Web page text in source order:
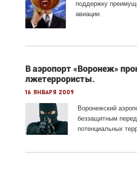
поддержку
авиации.
В аэропорт «Воронеж»
лжетеррористы.
16 января 2009
Воронежский
беззащитным
потенциальных